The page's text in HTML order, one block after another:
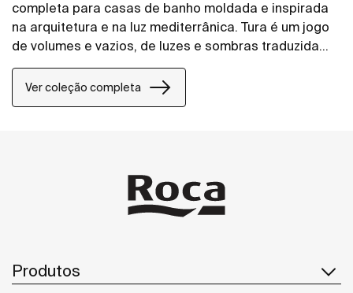
completa para casas de banho moldada e inspirada
na arquitetura e na luz mediterrânica. Tura é um jogo
de volumes e vazios, de luzes e sombras traduzida
em elementos para a casa de banho. Inovação e
sustentabilidade estão presentes em toda a
coleção, desde o design e tecnologia até ao uso de
Ver coleção completa
Produtos